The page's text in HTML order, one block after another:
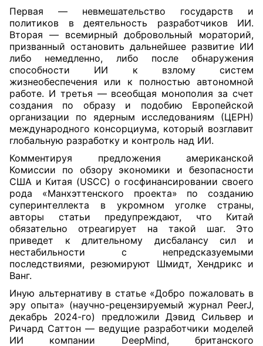
Первая — невмешательство государств и
политиков в деятельность разработчиков ИИ.
Вторая — всемирный добровольный мораторий,
призванный остановить дальнейшее развитие ИИ
либо немедленно, либо после обнаружения
способности ИИ к взлому систем
жизнеобеспечения или к полностью автономной
работе. И третья — всеобщая монополия за счет
создания по образу и подобию Европейской
организации по ядерным исследованиям (ЦЕРН)
международного консорциума, который возглавит
глобальную разработку и контроль над ИИ.
Комментируя предложения американской
Комиссии по обзору экономики и безопасности
США и Китая (USCC) о госфинансировании своего
рода «Манхэттенского проекта» по созданию
суперинтеллекта в укромном уголке страны,
авторы статьи предупреждают, что Китай
обязательно отреагирует на такой шаг. Это
приведет к длительному дисбалансу сил и
нестабильности с непредсказуемыми
последствиями, резюмируют Шмидт, Хендрикс и
Ванг.
Иную альтернативу в статье «Добро пожаловать в
эру опыта» (научно-рецензируемый журнал PeerJ,
декабрь 2024-го) предложили Дэвид Сильвер и
Ричард Саттон — ведущие разработчики моделей
ИИ компании DeepMind, британского